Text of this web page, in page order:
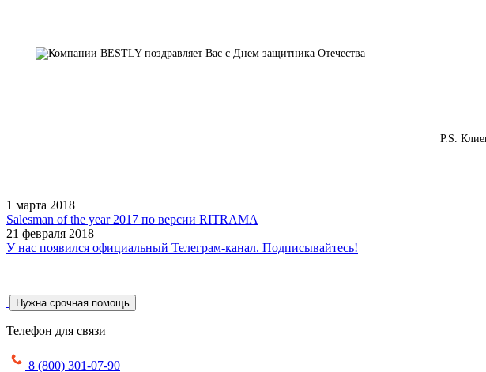
P.S.
1 марта 2018
Salesman of the year 2017 по версии RITRAMA
21 февраля 2018
У нас появился официальный Телеграм-канал. Подписывайтесь!
Нужна срочная помощь
Телефон для связи
8 (800) 301-07-90